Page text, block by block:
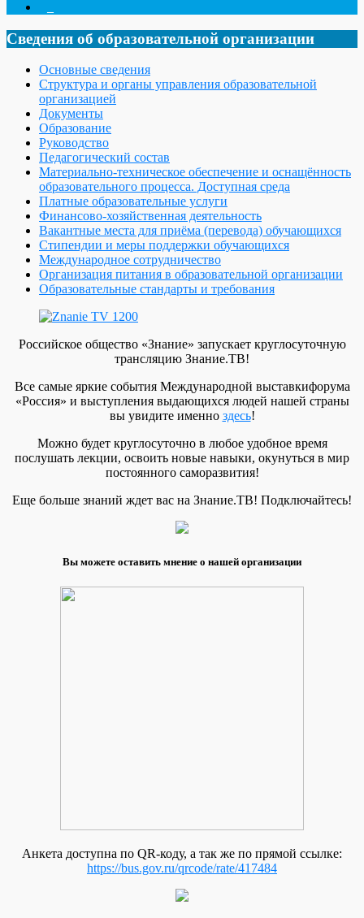
Сведения об образовательной организации
Основные сведения
Структура и органы управления образовательной
организацией
Документы
Образование
Руководство
Педагогический состав
Материально-техническое обеспечение и оснащённость
образовательного процесса. Доступная среда
Платные образовательные услуги
Финансово-хозяйственная деятельность
Вакантные места для приёма (перевода) обучающихся
Стипендии и меры поддержки обучающихся
Международное сотрудничество
Организация питания в образовательной организации
Образовательные стандарты и требования
Российское общество «Знание» запускает круглосуточную
трансляцию Знание.ТВ!
Все самые яркие события Международной выставкифорума
«Россия» и выступления выдающихся людей нашей страны
вы увидите именно здесь!
Можно будет круглосуточно в любое удобное время
послушать лекции, освоить новые навыки, окунуться в мир
постоянного саморазвития!
Еще больше знаний ждет вас на Знание.ТВ! Подключайтесь!
Вы можете оставить мнение о нашей организации
Анкета доступна по QR-коду, а так же по прямой ссылке:
https://bus.gov.ru/qrcode/rate/417484